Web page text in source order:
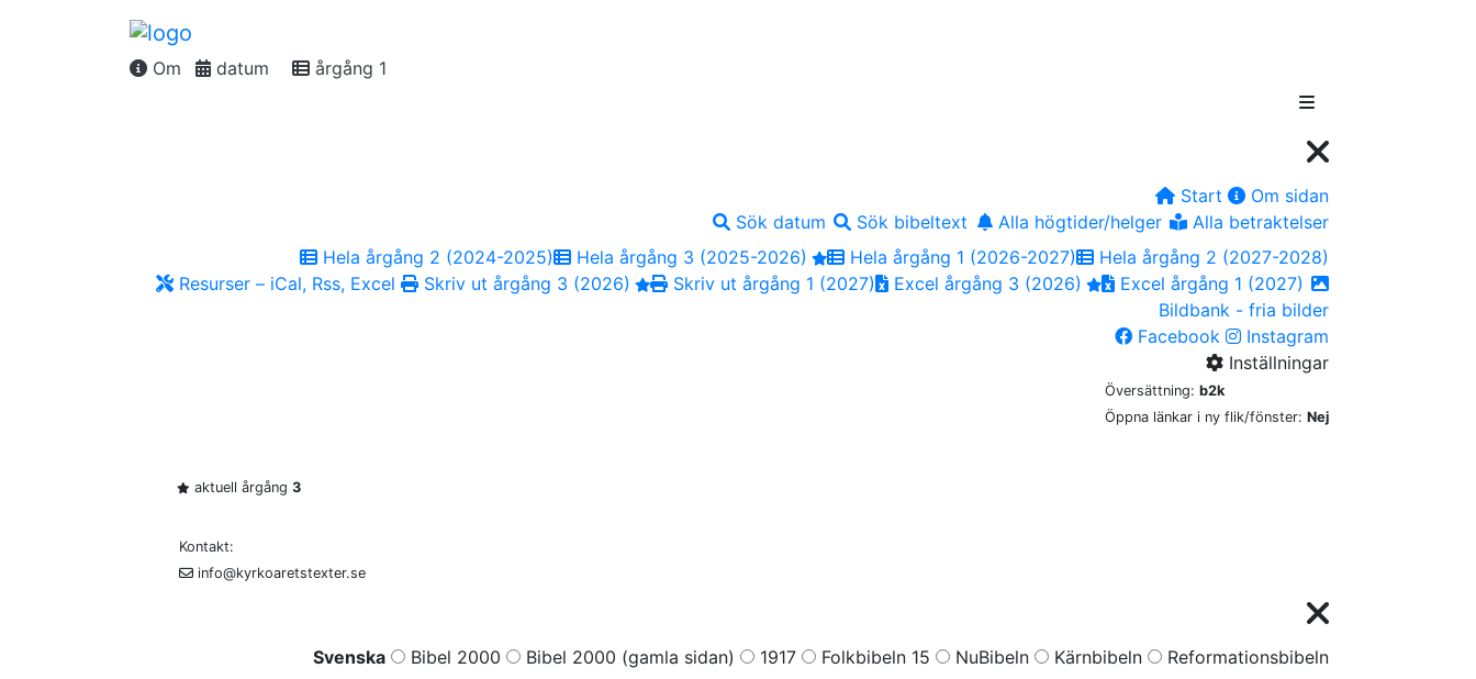
Om datum årgång 1
Start
Om sidan
Sök datum
Sök bibeltext Alla högtider/helger
Alla betraktelser
Hela årgång 2 (2024-2025)
Hela årgång 3 (2025-2026) Hela årgång 1 (2026-2027)
Hela årgång 2 (2027-2028)
Resurser – iCal, Rss, Excel
Skriv ut årgång 3 (2026) Skriv ut årgång 1 (2027) Excel årgång 3 (2026)
Excel årgång 1 (2027)
Bildbank - fria bilder
Facebook
Instagram
Inställningar
Översättning: b2k
Öppna länkar i ny flik/fönster: Nej
aktuell årgång 3
Kontakt:
info@kyrkoaretstexter.se
Svenska Bibel 2000 Bibel 2000 (gamla sidan) 1917 Folkbibeln 15 NuBibeln Kärnbibeln
Reformationsbibeln